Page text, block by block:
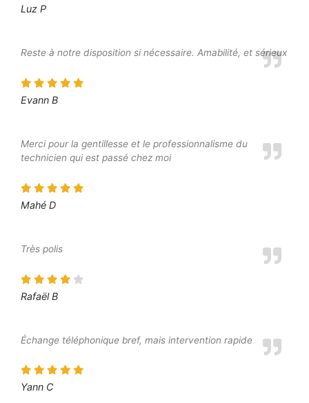
Luz P
Reste à notre disposition si nécessaire. Amabilité, et sérieux
Evann B
Merci pour la gentillesse et le professionnalisme du
technicien qui est passé chez moi
Mahé D
Très polis
Rafaël B
Échange téléphonique bref, mais intervention rapide
Yann C